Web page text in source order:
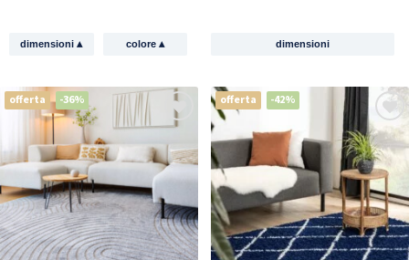
dimensioni▴ colore ▴ dimensioni
offerta -36% offerta -42%